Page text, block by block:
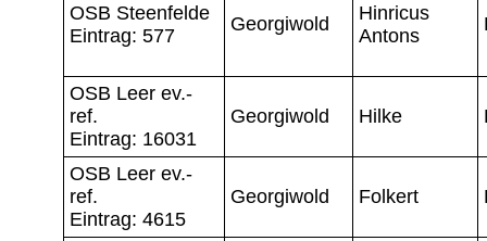
OSB Steenfelde
Eintrag: 577
Georgiwold
Hinricus
Antons
OSB Leer ev.-
ref.
Eintrag: 16031
Georgiwold Hilke
OSB Leer ev.-
ref.
Eintrag: 4615
Georgiwold Folkert